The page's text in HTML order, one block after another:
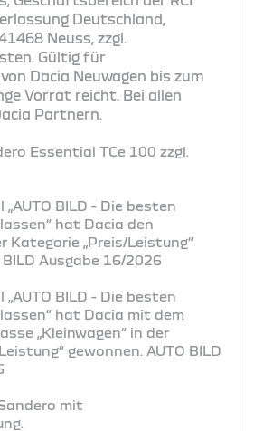
Deutschland,
Neuss, zzgl.
Gültig für
Dacia Neuwagen bis zum
Vorrat reicht. Bei allen
Partnern.
Essential TCe 100 zzgl.
„AUTO BILD - Die besten
hat Dacia den
Kategorie „Preis/Leistung“
BILD Ausgabe 16/2026
„AUTO BILD - Die besten
hat Dacia mit dem
„Kleinwagen“ in der
gewonnen. AUTO BILD
mit